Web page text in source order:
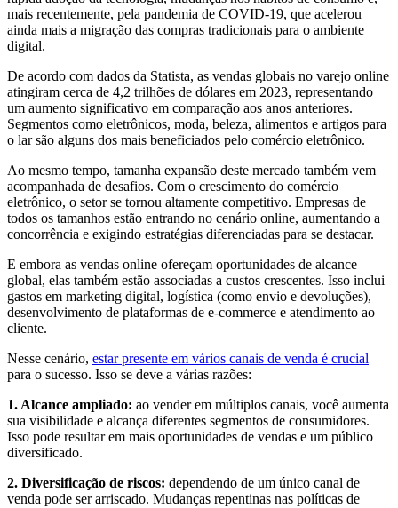
mais recentemente, pela pandemia de COVID-19, que acelerou
ainda mais a migração das compras tradicionais para o ambiente
digital.
De acordo com dados da Statista, as vendas globais no varejo online
atingiram cerca de 4,2 trilhões de dólares em 2023, representando
um aumento significativo em comparação aos anos anteriores.
Segmentos como eletrônicos, moda, beleza, alimentos e artigos para
o lar são alguns dos mais beneficiados pelo comércio eletrônico.
Ao mesmo tempo, tamanha expansão deste mercado também vem
acompanhada de desafios. Com o crescimento do comércio
eletrônico, o setor se tornou altamente competitivo. Empresas de
todos os tamanhos estão entrando no cenário online, aumentando a
concorrência e exigindo estratégias diferenciadas para se destacar.
E embora as vendas online ofereçam oportunidades de alcance
global, elas também estão associadas a custos crescentes. Isso inclui
gastos em marketing digital, logística (como envio e devoluções),
desenvolvimento de plataformas de e-commerce e atendimento ao
cliente.
Nesse cenário, estar presente em vários canais de venda é crucial
para o sucesso. Isso se deve a várias razões:
1. Alcance ampliado: ao vender em múltiplos canais, você aumenta
sua visibilidade e alcança diferentes segmentos de consumidores.
Isso pode resultar em mais oportunidades de vendas e um público
diversificado.
2. Diversificação de riscos: dependendo de um único canal de
venda pode ser arriscado. Mudanças repentinas nas políticas de